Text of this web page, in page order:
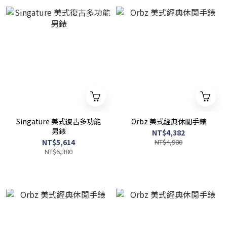
Singature 美式復古多功能
男錶
NT$5,614
NT$6,380
Orbz 美式經典休閒手錶
NT$4,382
NT$4,980